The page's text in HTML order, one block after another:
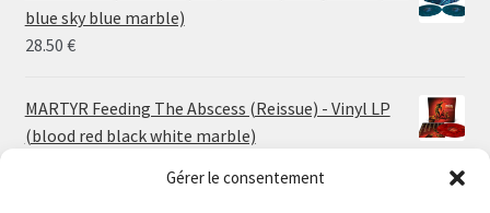
Gérer le consentement
through
30.00 €
blue sky blue marble)
28.50 €
MARTYR Feeding The Abscess (Reissue) - Vinyl LP
(blood red black white marble)